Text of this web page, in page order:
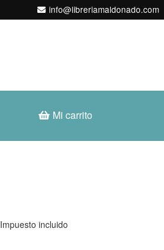
info@libreriamaldonado.com
Mi carrito
Impuesto incluido